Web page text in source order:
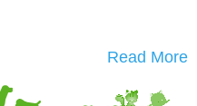
Read More